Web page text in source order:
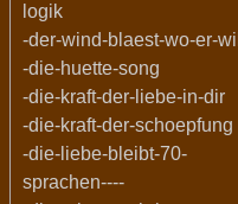
logik
-der-wind-blaest-wo-er-will
-die-huette-song
-die-kraft-der-liebe-in-dir
-die-kraft-der-schoepfung
-die-liebe-bleibt-70-
sprachen----